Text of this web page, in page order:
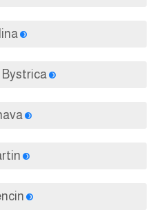
Banska Bystrica
Trnava